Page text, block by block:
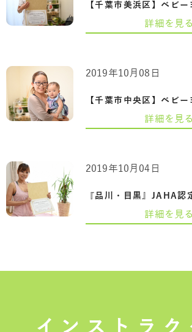
詳細を見
2019年10月08日
詳細を見
2019年10月04日
詳細を見
インストラク